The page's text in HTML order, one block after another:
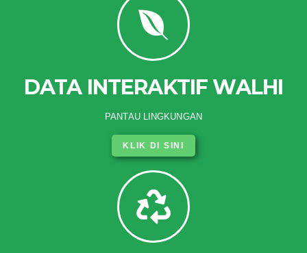
DATA INTERAKTIF WALHI
PANTAU LINGKUNGAN
KLIK DI SINI